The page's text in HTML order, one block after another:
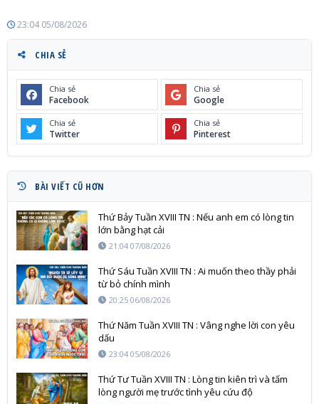
23:04 05/08/2026
CHIA SẺ
Chia sẻ
Facebook
Chia sẻ
Google
Chia sẻ
Twitter
Chia sẻ
Pinterest
BÀI VIẾT CŨ HƠN
Thứ Bảy Tuần XVIII TN : Nếu anh em có lòng tin
lớn bằng hạt cải
21:04 07/08/2026
Thứ Sáu Tuần XVIII TN : Ai muốn theo thầy phải
từ bỏ chính mình
20:25 06/08/2026
Thứ Năm Tuần XVIII TN : Vâng nghe lời con yêu
dấu
23:04 05/08/2026
Thứ Tư Tuần XVIII TN : Lòng tin kiên trì và tấm
lòng người mẹ trước tình yêu cứu độ